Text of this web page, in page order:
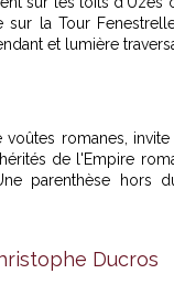
la Tour
et lumière
romanes,
de l'Empire
parenthèse hors
Ducros